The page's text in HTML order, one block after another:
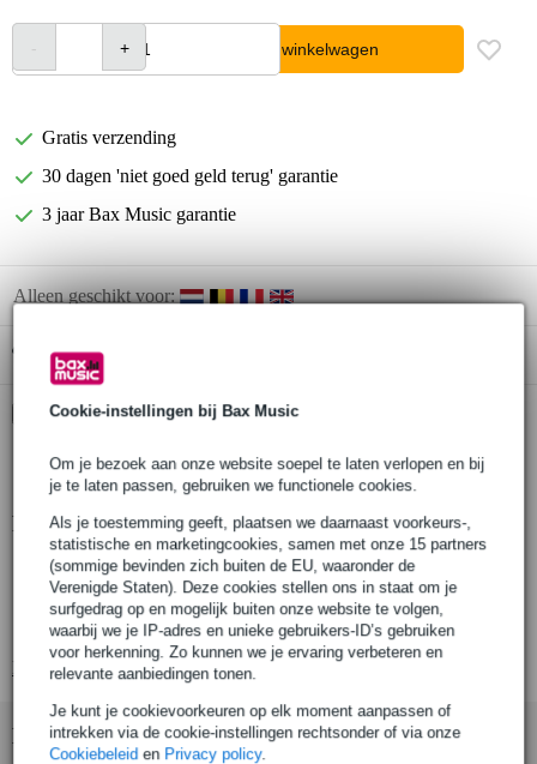
Cookie-instellingen bij Bax Music
Om je bezoek aan onze website soepel te laten verlopen en bij
je te laten passen, gebruiken we functionele cookies.
Als je toestemming geeft, plaatsen we daarnaast voorkeurs-,
statistische en marketingcookies, samen met onze 15 partners
(sommige bevinden zich buiten de EU, waaronder de
Verenigde Staten). Deze cookies stellen ons in staat om je
surfgedrag op en mogelijk buiten onze website te volgen,
waarbij we je IP-adres en unieke gebruikers-ID’s gebruiken
voor herkenning. Zo kunnen we je ervaring verbeteren en
relevante aanbiedingen tonen.
Je kunt je cookievoorkeuren op elk moment aanpassen of
intrekken via de cookie-instellingen rechtsonder of via onze
Cookiebeleid en Privacy policy.
In winkelwagen
Gratis verzending
30 dagen 'niet goed geld terug' garantie
3 jaar Bax Music garantie
Alleen geschikt voor:
Gratis ophalen in de winkel
Kies nu voor 2 jaar extra Bax Music garantie en meer
€ 383,25 eenmalig
Productinformatie
legering: EN AW 6082 T6
hoofdbuis: 51 x 2 mm
diagonale steunbuizen: 16 x 2 mm
Bekijk alle productspecificaties
Bekijk ook eens (4)